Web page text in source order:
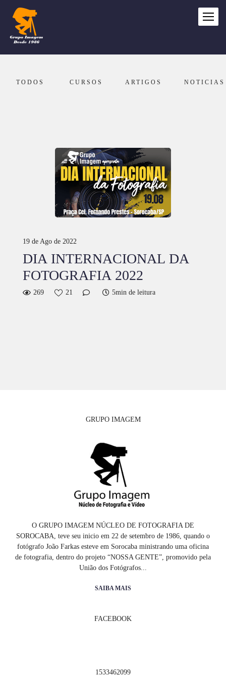
TODOS CURSOS ARTIGOS NOTICIAS
19 de Ago de 2022
DIA INTERNACIONAL DA
FOTOGRAFIA 2022
269 21 5min de leitura
GRUPO IMAGEM
O GRUPO IMAGEM NÚCLEO DE FOTOGRAFIA DE
SOROCABA, teve seu inicio em 22 de setembro de 1986, quando o
fotógrafo João Farkas esteve em Sorocaba ministrando uma oficina
de fotografia, dentro do projeto “NOSSA GENTE”, promovido pela
União dos Fotógrafos...
SAIBA MAIS
FACEBOOK
1533462099